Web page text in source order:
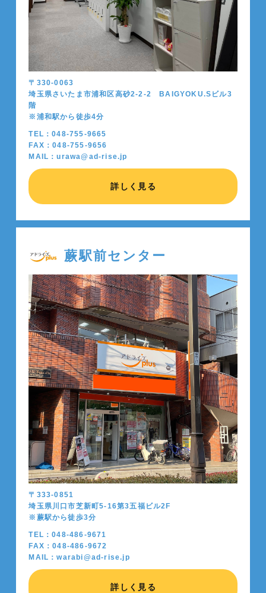
〒330-0063
埼玉県さいたま市浦和区高砂2-2-2 BAIGYOKU.Sビル3
階
※浦和駅から徒歩4分
TEL：048-755-9665
FAX：048-755-9656
MAIL：urawa@ad-rise.jp
詳しく見る
蕨駅前センター
〒333-0851
埼玉県川口市芝新町5-16第3五福ビル2F
※蕨駅から徒歩3分
TEL：048-486-9671
FAX：048-486-9672
MAIL：warabi@ad-rise.jp
詳しく見る